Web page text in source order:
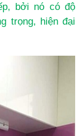
bởi nó có độ
trọng, hiện đại